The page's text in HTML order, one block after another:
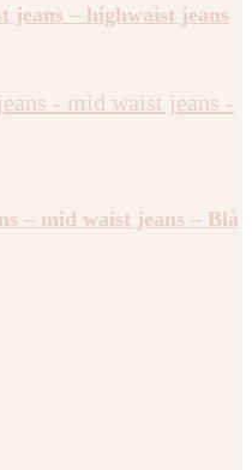
– highwaist jeans
– mid waist jeans – Blå